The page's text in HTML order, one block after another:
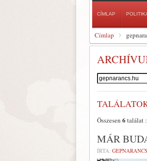
CÍMLAP
Címlap
Szerző:
Összesen 6 találat :
MÁR
ÍRTA: